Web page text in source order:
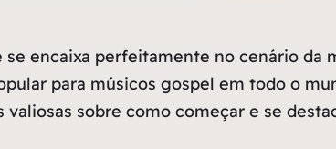
encaixa perfeitamente no cenário da
para músicos gospel em todo o
sobre como começar e se